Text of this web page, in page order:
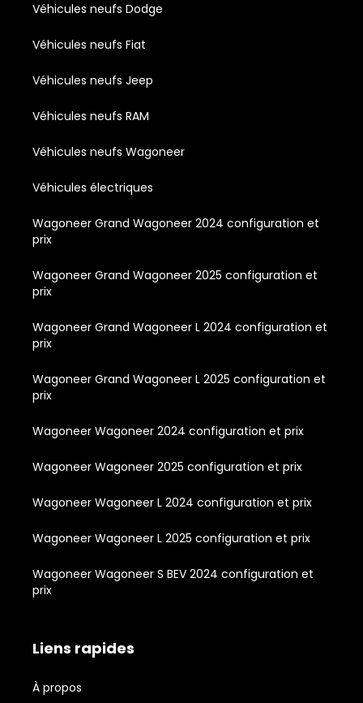
Véhicules neufs Dodge
Véhicules neufs Fiat
Véhicules neufs Jeep
Véhicules neufs RAM
Véhicules neufs Wagoneer
Véhicules électriques
Wagoneer Grand Wagoneer 2024 configuration et
prix
Wagoneer Grand Wagoneer 2025 configuration et
prix
Wagoneer Grand Wagoneer L 2024 configuration et
prix
Wagoneer Grand Wagoneer L 2025 configuration et
prix
Wagoneer Wagoneer 2024 configuration et prix
Wagoneer Wagoneer 2025 configuration et prix
Wagoneer Wagoneer L 2024 configuration et prix
Wagoneer Wagoneer L 2025 configuration et prix
Wagoneer Wagoneer S BEV 2024 configuration et
prix
Liens rapides
À propos